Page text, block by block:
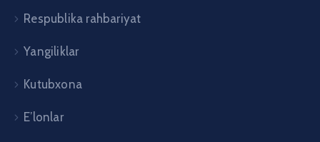
Respublika rahbariyat
Yangiliklar
Kutubxona
E’lonlar